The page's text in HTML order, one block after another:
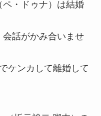
・ドゥナ）は結婚
話がかみ合いませ
ケンカして離婚して